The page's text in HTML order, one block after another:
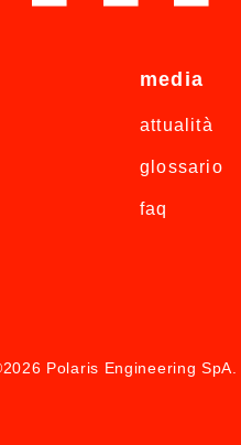
media
attualità
glossario
faq
Polaris Engineering SpA.